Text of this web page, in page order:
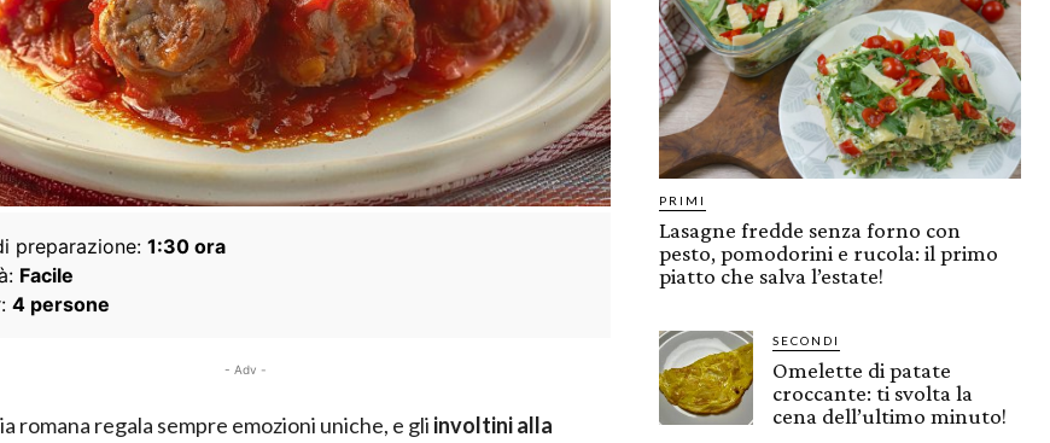
preparazione: 1:30 ora
Facile
4 persone
- Adv -
romana regala sempre emozioni uniche, e gli involtini alla
PRIMI
Lasagne fredde senza forno con
pesto, pomodorini e rucola: il primo
piatto che salva l’estate!
SECONDI
Omelette di patate
croccante: ti svolta la
cena dell’ultimo minuto!